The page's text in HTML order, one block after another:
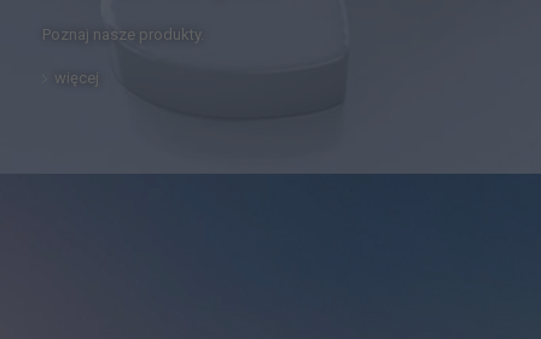
Poznaj nasze produkty.
więcej